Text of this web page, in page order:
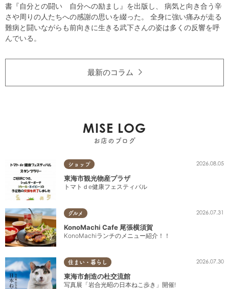
書『自分との闘い 自分への励まし』を出版し、 病気と向き合う辛
さや周りの人たちへの感謝の思いを綴った。 全身に強い痛みが走る
難病と闘いながらも前向きに生きる武下さんの姿は多くの反響を呼
んでいる。
最新のコラム
MISE LOG
お店のブログ
ショップ 2026.08.05
東海市観光物産プラザ
トマトｄe健康フェスティバル
グルメ 2026.07.31
KonoMachi Cafe 尾張横須賀
KonoMachiランチのメニュー紹介！！
住まい・暮らし 2026.07.30
東海市創造の杜交流館
写真展「岩合光昭の日本ねこ歩き」開催!